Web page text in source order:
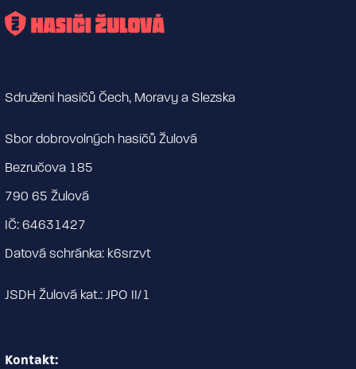
Sdružení hasičů Čech, Moravy a Slezska
Sbor dobrovolných hasičů Žulová
Bezručova 185
790 65 Žulová
IČ: 64631427
Datová schránka: k6srzvt
JSDH Žulová kat.: JPO II/1
Kontakt: